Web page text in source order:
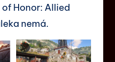
Honor: Allied
nemá.